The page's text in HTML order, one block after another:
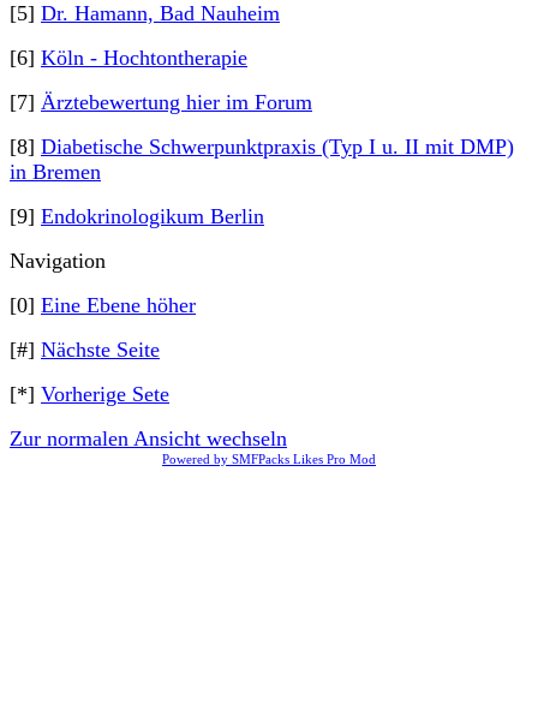
[5] Dr. Hamann, Bad Nauheim
[6] Köln - Hochtontherapie
[7] Ärztebewertung hier im Forum
[8] Diabetische Schwerpunktpraxis (Typ I u. II mit DMP)
in Bremen
[9] Endokrinologikum Berlin
Navigation
[0] Eine Ebene höher
[#] Nächste Seite
[*] Vorherige Sete
Zur normalen Ansicht wechseln
Powered by SMFPacks Likes Pro Mod